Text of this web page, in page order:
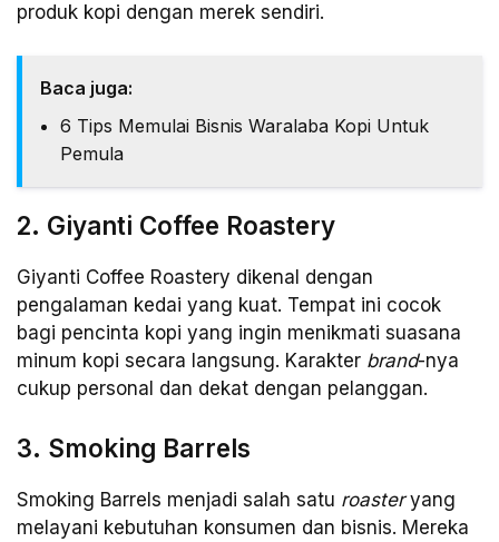
produk kopi dengan merek sendiri.
Baca juga:
6 Tips Memulai Bisnis Waralaba Kopi Untuk
Pemula
2. Giyanti Coffee Roastery
Giyanti Coffee Roastery dikenal dengan
pengalaman kedai yang kuat. Tempat ini cocok
bagi pencinta kopi yang ingin menikmati suasana
minum kopi secara langsung. Karakter brand-nya
cukup personal dan dekat dengan pelanggan.
3. Smoking Barrels
Smoking Barrels menjadi salah satu roasteryang
melayani kebutuhan konsumen dan bisnis. Mereka